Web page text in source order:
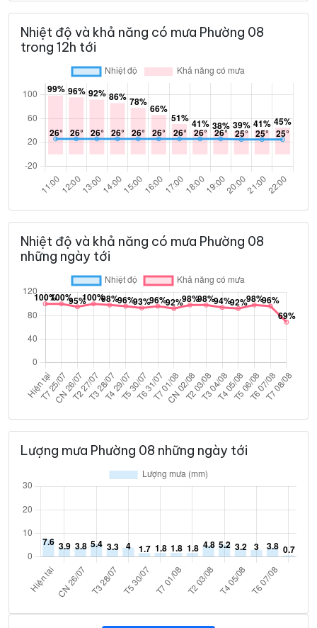
Nhiệt độ và khả năng có mưa Phường 08
trong 12h tới
Nhiệt độ và khả năng có mưa Phường 08
những ngày tới
Lượng mưa Phường 08 những ngày tới